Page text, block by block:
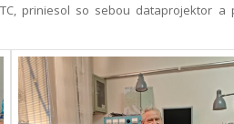
priniesol so sebou dataprojektor